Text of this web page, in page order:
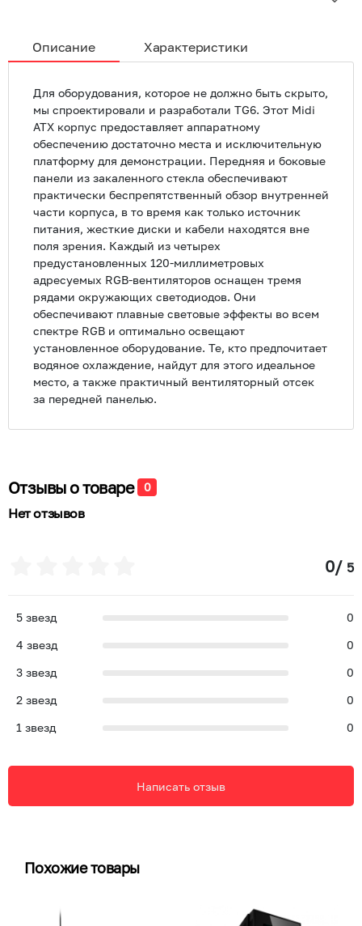
Описание Характеристики
Для оборудования, которое не должно быть скрыто,
мы спроектировали и разработали TG6. Этот Midi
ATX корпус предоставляет аппаратному
обеспечению достаточно места и исключительную
платформу для демонстрации. Передняя и боковые
панели из закаленного стекла обеспечивают
практически беспрепятственный обзор внутренней
части корпуса, в то время как только источник
питания, жесткие диски и кабели находятся вне
поля зрения. Каждый из четырех
предустановленных 120-миллиметровых
адресуемых RGB-вентиляторов оснащен тремя
рядами окружающих светодиодов. Они
обеспечивают плавные световые эффекты во всем
спектре RGB и оптимально освещают
установленное оборудование. Те, кто предпочитает
водяное охлаждение, найдут для этого идеальное
место, а также практичный вентиляторный отсек
за передней панелью.
Отзывы о товаре 0
Нет отзывов
0/ 5
5 звезд
0
4 звезд
0
3 звезд
0
2 звезд
0
1 звезд 0
Написать отзыв
Похожие товары